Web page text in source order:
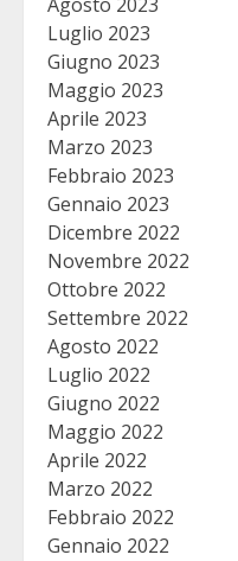
Agosto 2023
Luglio 2023
Giugno 2023
Maggio 2023
Aprile 2023
Marzo 2023
Febbraio 2023
Gennaio 2023
Dicembre 2022
Novembre 2022
Ottobre 2022
Settembre 2022
Agosto 2022
Luglio 2022
Giugno 2022
Maggio 2022
Aprile 2022
Marzo 2022
Febbraio 2022
Gennaio 2022